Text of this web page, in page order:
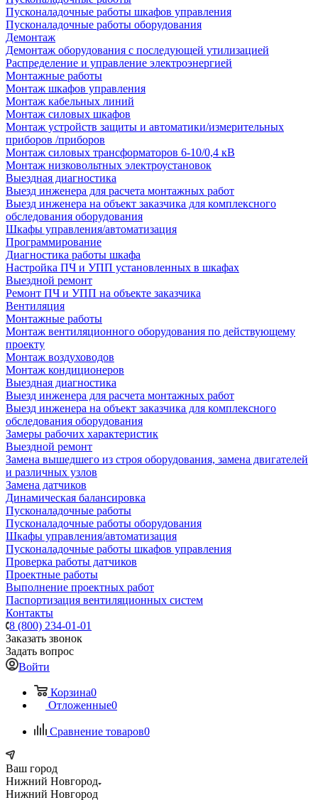
Пусконаладочные работы шкафов управления
Пусконаладочные работы оборудования
Демонтаж
Демонтаж оборудования с последующей утилизацией
Распределение и управление электроэнергией
Монтажные работы
Монтаж шкафов управления
Монтаж кабельных линий
Монтаж силовых шкафов
Монтаж устройств защиты и автоматики/измерительных
приборов /приборов
Монтаж силовых трансформаторов 6-10/0,4 кВ
Монтаж низковольтных электроустановок
Выездная диагностика
Выезд инженера для расчета монтажных работ
Выезд инженера на объект заказчика для комплексного
обследования оборудования
Шкафы управления/автоматизация
Программирование
Диагностика работы шкафа
Настройка ПЧ и УПП установленных в шкафах
Выездной ремонт
Ремонт ПЧ и УПП на объекте заказчика
Вентиляция
Монтажные работы
Монтаж вентиляционного оборудования по действующему
проекту
Монтаж воздуховодов
Монтаж кондиционеров
Выездная диагностика
Выезд инженера для расчета монтажных работ
Выезд инженера на объект заказчика для комплексного
обследования оборудования
Замеры рабочих характеристик
Выездной ремонт
Замена вышедшего из строя оборудования, замена двигателей
и различных узлов
Замена датчиков
Динамическая балансировка
Пусконаладочные работы
Пусконаладочные работы оборудования
Шкафы управления/автоматизация
Пусконаладочные работы шкафов управления
Проверка работы датчиков
Проектные работы
Выполнение проектных работ
Паспортизация вентиляционных систем
Контакты
8 (800) 234-01-01
Заказать звонок
Задать вопрос
Войти
Корзина0
Отложенные0
Сравнение товаров0
Ваш город
Нижний Новгород
Нижний Новгород